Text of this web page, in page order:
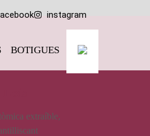
instagram
BOTIGUES
extraíble,